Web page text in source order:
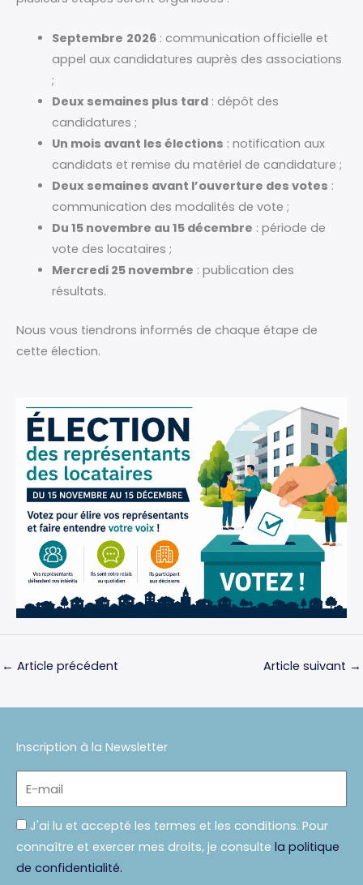
Septembre 2026: communication officielle et
appel aux candidatures auprès des associations
;
Deux semaines plus tard: dépôt des
candidatures ;
Un mois avant les élections : notification aux
candidats et remise du matériel de candidature ;
Deux semaines avant l’ouverture des votes :
communication des modalités de vote ;
Du 15 novembre au 15 décembre : période de
vote des locataires ;
Mercredi 25 novembre : publication des
résultats.
Nous vous tiendrons informés de chaque étape de
cette élection.
← Article précédent Article suivant →
Inscription à la Newsletter
Politique
J'ai lu et accepté les termes et les conditions. Pour
connaître et exercer mes droits, je consulte la politique
de confidentialité.